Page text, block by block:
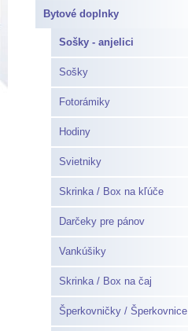
Bytové doplnky
Sošky - anjelici
Sošky
Fotorámiky
Hodiny
Svietniky
Skrinka / Box na kľúče
Darčeky pre pánov
Vankúšiky
Skrinka / Box na čaj
Šperkovničky / Šperkovnice